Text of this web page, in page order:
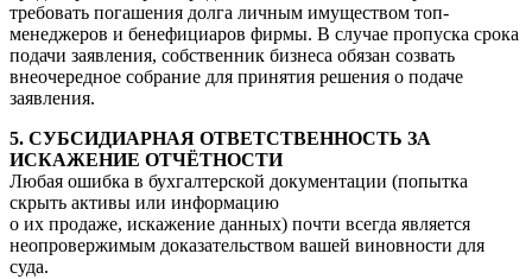
требовать погашения долга личным имуществом топ-
менеджеров и бенефициаров фирмы. В случае пропуска срока
подачи заявления, собственник бизнеса обязан созвать
внеочередное собрание для принятия решения о подаче
заявления.
5. СУБСИДИАРНАЯ ОТВЕТСТВЕННОСТЬ ЗА
ИСКАЖЕНИЕ ОТЧЁТНОСТИ
Любая ошибка в бухгалтерской документации (попытка
скрыть активы или информацию
о их продаже, искажение данных) почти всегда является
неопровержимым доказательством вашей виновности для
суда.